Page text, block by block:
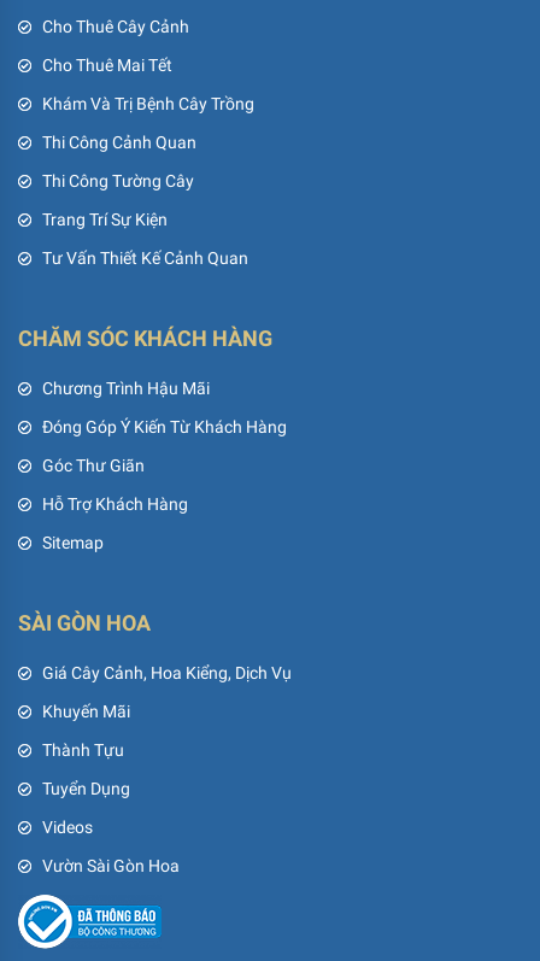
Cho Thuê Cây Cảnh
Cho Thuê Mai Tết
Khám Và Trị Bệnh Cây Trồng
Thi Công Cảnh Quan
Thi Công Tường Cây
Trang Trí Sự Kiện
Tư Vấn Thiết Kế Cảnh Quan
CHĂM SÓC KHÁCH HÀNG
Chương Trình Hậu Mãi
Đóng Góp Ý Kiến Từ Khách Hàng
Góc Thư Giãn
Hỗ Trợ Khách Hàng
Sitemap
SÀI GÒN HOA
Giá Cây Cảnh, Hoa Kiểng, Dịch Vụ
Khuyến Mãi
Thành Tựu
Tuyển Dụng
Videos
Vườn Sài Gòn Hoa